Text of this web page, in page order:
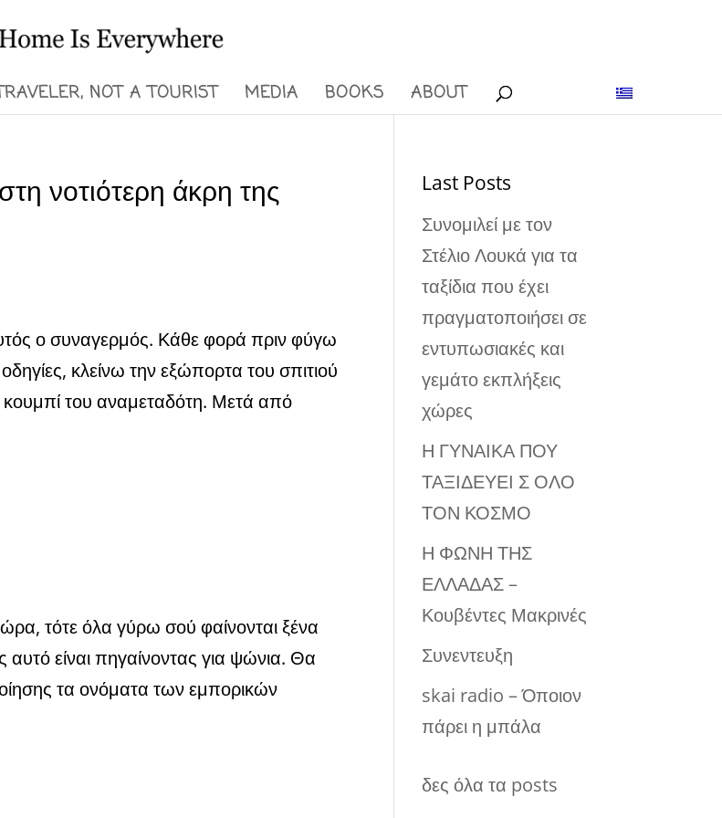
NOT A TOURIST MEDIA BOOKS ABOUT
νοτιότερη άκρη της
ο συναγερμός. Κάθε φορά πριν φύγω
κλείνω την εξώπορτα του σπιτιού
κουμπί του αναμεταδότη. Μετά από
τότε όλα γύρω σού φαίνονται ξένα
αυτό είναι πηγαίνοντας για ψώνια. Θα
τα ονόματα των εμπορικών
Last Posts
Συνομιλεί με τον
Στέλιο Λουκά για τα
ταξίδια που έχει
πραγματοποιήσει σε
εντυπωσιακές και
γεμάτο εκπλήξεις
χώρες
Η ΓΥΝΑΙΚΑ ΠΟΥ
ΤΑΞΙΔΕΥΕΙ Σ ΟΛΟ
ΤΟΝ ΚΟΣΜΟ
Η ΦΩΝΗ ΤΗΣ
ΕΛΛΑΔΑΣ –
Κουβέντες Μακρινές
Συνεντευξη
skai radio – Όποιον
πάρει η μπάλα
δες όλα τα posts